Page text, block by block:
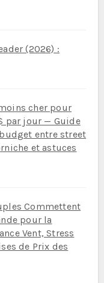
(2026) :
cher pour
par jour — Guide
entre street
et astuces
Commettent
pour la
Vent, Stress
de Prix des